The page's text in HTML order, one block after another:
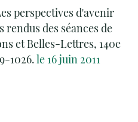
perspectives d'avenir
rendus des séances de
et Belles-Lettres, 140e
1026.le 16 juin 2011